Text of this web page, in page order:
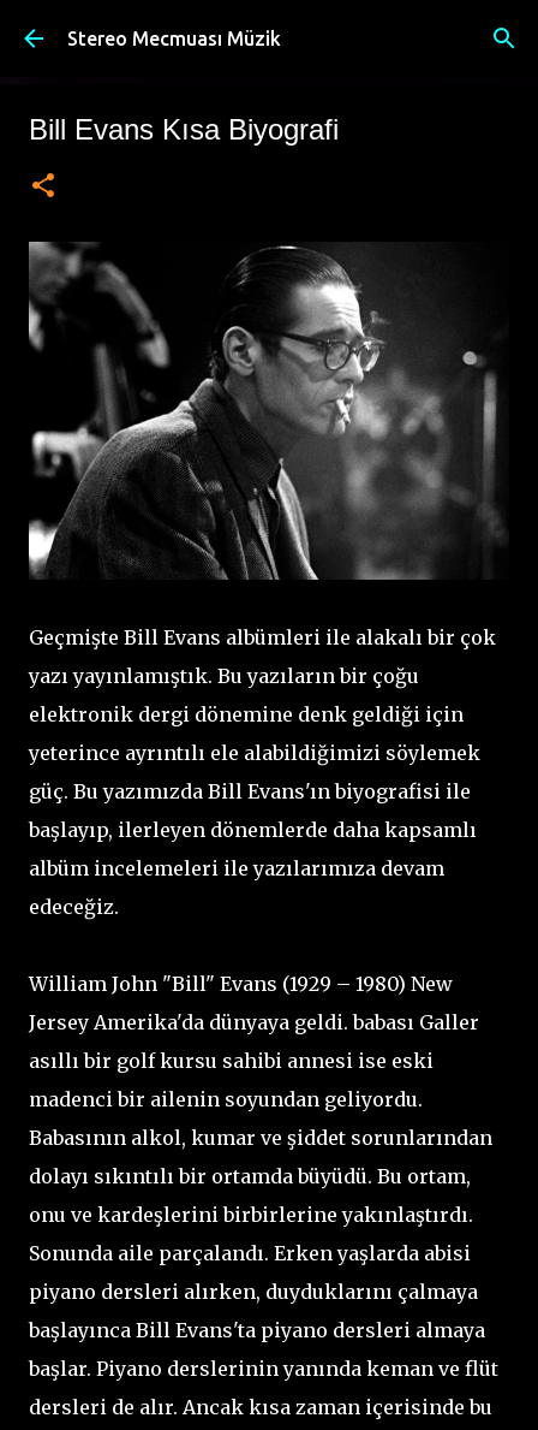
Ana içeriğe atla
Stereo Mecmuası Müzik
Bill Evans Kısa Biyografi
Geçmişte Bill Evans albümleri ile alakalı bir çok
yazı yayınlamıştık. Bu yazıların bir çoğu
elektronik dergi dönemine denk geldiği için
yeterince ayrıntılı ele alabildiğimizi söylemek
güç. Bu yazımızda Bill Evans'ın biyografisi ile
başlayıp, ilerleyen dönemlerde daha kapsamlı
albüm incelemeleri ile yazılarımıza devam
edeceğiz.
William John "Bill" Evans (1929 – 1980) New
Jersey Amerika'da dünyaya geldi. babası Galler
asıllı bir golf kursu sahibi annesi ise eski
madenci bir ailenin soyundan geliyordu.
Babasının alkol, kumar ve şiddet sorunlarından
dolayı sıkıntılı bir ortamda büyüdü. Bu ortam,
onu ve kardeşlerini birbirlerine yakınlaştırdı.
Sonunda aile parçalandı. Erken yaşlarda abisi
piyano dersleri alırken, duyduklarını çalmaya
başlayınca Bill Evans'ta piyano dersleri almaya
başlar. Piyano derslerinin yanında keman ve flüt
dersleri de alır. Ancak kısa zaman içerisinde bu